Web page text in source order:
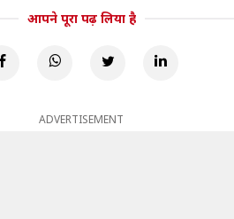
आपने पूरा पढ़ लिया है
ADVERTISEMENT